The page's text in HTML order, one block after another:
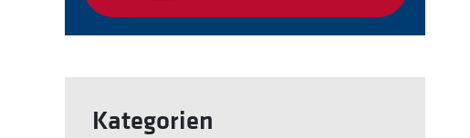
Kategorien